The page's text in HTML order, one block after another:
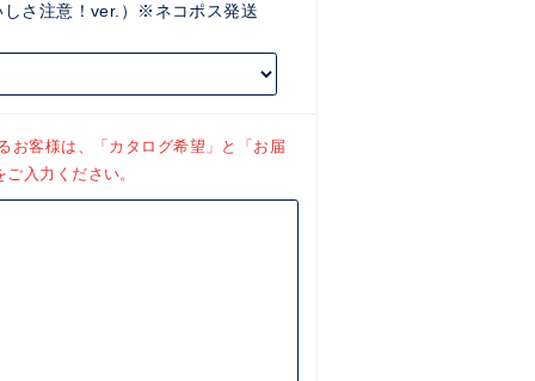
さ注意！ver.）※ネコポス発送
お客様は、「カタログ希望」と「お届
入力ください。